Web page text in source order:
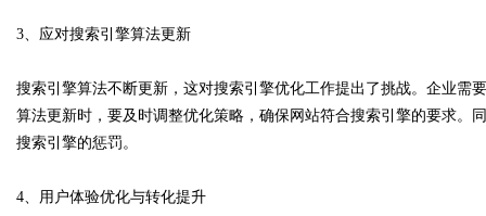
3、应对搜索引擎算法更新
搜索引擎算法不断更新，这对搜索引擎优化工作提出了挑战。企业需
算法更新时，要及时调整优化策略，确保网站符合搜索引擎的要求。
搜索引擎的惩罚。
4、用户体验优化与转化提升